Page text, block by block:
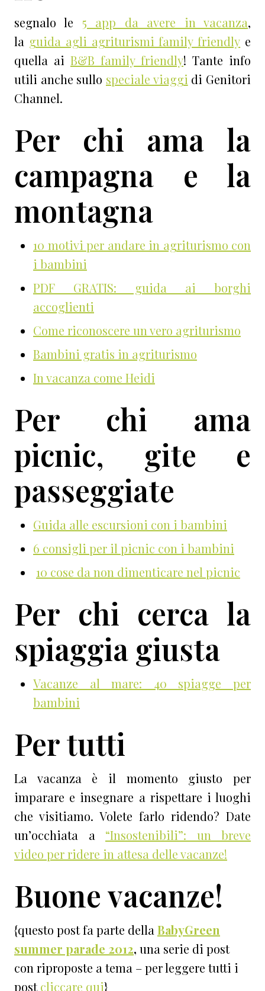
segnalo le 5 app da avere in vacanza,
la guida agli agriturismi family friendly e
quella ai B&B family friendly! Tante info
utili anche sullo speciale viaggi di Genitori
Channel.
Per chi ama la
campagna e la
montagna
10 motivi per andare in agriturismo con
i bambini
PDF GRATIS: guida ai borghi
accoglienti
Come riconoscere un vero agriturismo
Bambini gratis in agriturismo
In vacanza come Heidi
Per chi ama
picnic, gite e
passeggiate
Guida alle escursioni con i bambini
6 consigli per il picnic con i bambini
10 cose da non dimenticare nel picnic
Per chi cerca la
spiaggia giusta
Vacanze al mare: 40 spiagge per
bambini
Per tutti
La vacanza è il momento giusto per
imparare e insegnare a rispettare i luoghi
che visitiamo. Volete farlo ridendo? Date
un’occhiata a “Insostenibili”: un breve
video per ridere in attesa delle vacanze!
Buone vacanze!
{questo post fa parte della BabyGreen
summer parade 2012, una serie di post
con riproposte a tema – per leggere tutti i
postcliccare qui}